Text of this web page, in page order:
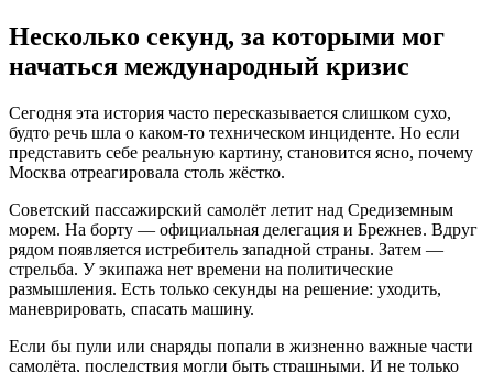
Несколько секунд, за которыми мог
начаться международный кризис
Сегодня эта история часто пересказывается слишком сухо,
будто речь шла о каком-то техническом инциденте. Но если
представить себе реальную картину, становится ясно, почему
Москва отреагировала столь жёстко.
Советский пассажирский самолёт летит над Средиземным
морем. На борту — официальная делегация и Брежнев. Вдруг
рядом появляется истребитель западной страны. Затем —
стрельба. У экипажа нет времени на политические
размышления. Есть только секунды на решение: уходить,
маневрировать, спасать машину.
Если бы пули или снаряды попали в жизненно важные части
самолёта, последствия могли быть страшными. И не только